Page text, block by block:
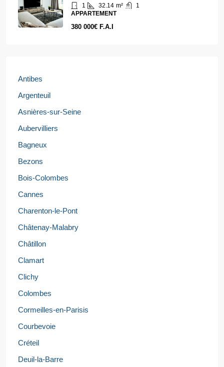
1 32.14 m²
1
APPARTEMENT
380 000€ F.A.I
Antibes
Argenteuil
Asnières-sur-Seine
Aubervilliers
Bagneux
Bezons
Bois-Colombes
Cannes
Charenton-le-Pont
Châtenay-Malabry
Châtillon
Clamart
Clichy
Colombes
Cormeilles-en-Parisis
Courbevoie
Créteil
Deuil-la-Barre